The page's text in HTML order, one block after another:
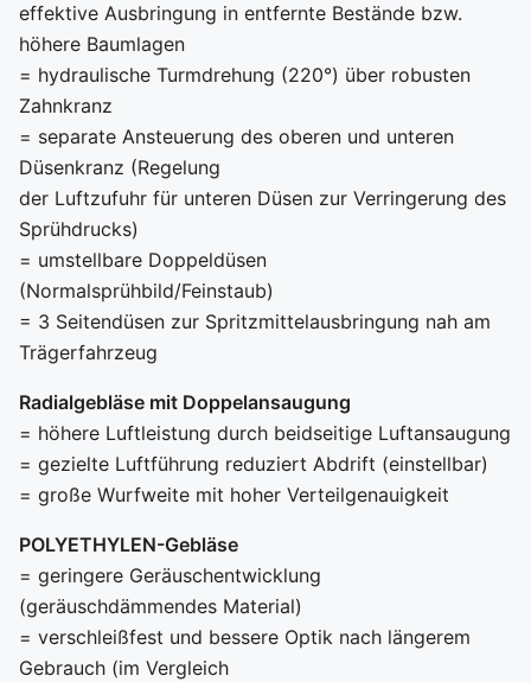
effektive Ausbringung in entfernte Bestände bzw.
höhere Baumlagen
= hydraulische Turmdrehung (220°) über robusten
Zahnkranz
= separate Ansteuerung des oberen und unteren
Düsenkranz (Regelung
der Luftzufuhr für unteren Düsen zur Verringerung des
Sprühdrucks)
= umstellbare Doppeldüsen
(Normalsprühbild/Feinstaub)
= 3 Seitendüsen zur Spritzmittelausbringung nah am
Trägerfahrzeug
Radialgebläse mit Doppelansaugung
= höhere Luftleistung durch beidseitige Luftansaugung
= gezielte Luftführung reduziert Abdrift (einstellbar)
= große Wurfweite mit hoher Verteilgenauigkeit
POLYETHYLEN-Gebläse
= geringere Geräuschentwicklung
(geräuschdämmendes Material)
= verschleißfest und bessere Optik nach längerem
Gebrauch (im Vergleich